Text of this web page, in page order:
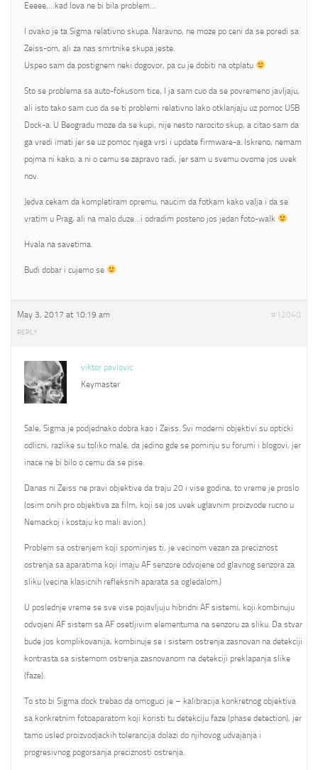
Eeeee,…kad lova ne bi bila problem…
I ovako je ta Sigma relativno skupa. Naravno, ne moze po ceni da se poredi sa
Zeiss-om, ali za nas smrtnike skupa jeste.
Uspeo sam da postignem neki dogovor, pa cu je dobiti na otplatu
Sto se problema sa auto-fokusom tice, I ja sam cuo da se povremeno javljaju,
ali isto tako sam cuo da se ti problemi relativno lako otklanjaju uz pomoc USB
Dock-a. U Beogradu moze da se kupi, nije nesto narocito skup, a citao sam da
ga vredi imati jer se uz pomoc njega vrsi i update firmware-a. Iskreno, nemam
pojma ni kako, a ni o cemu se zapravo radi, jer sam u svemu ovome jos uvek
nov.
Jedva cekam da kompletiram opremu, naucim da fotkam kako valja i da se
vratim u Prag, ali na malo duze…i odradim posteno jos jedan foto-walk
Hvala na savetima.
Budi dobar i cujemo se
May 3, 2017 at 10:19 am #12040
REPLY
viktor pavlovic
Keymaster
Sale, Sigma je podjednako dobra kao i Zeiss. Svi moderni objektivi su opticki
odlicni, razlike su toliko male, da jedino gde se pominju su forumi i blogovi, jer
inace ne bi bilo o cemu da se pise.
Danas ni Zeiss ne pravi objektive da traju 20 i vise godina, to vreme je proslo
(osim onih pro objektiva za film, koji se jos uvek uglavnim proizvode rucno u
Nemackoj i kostaju ko mali avion.)
Problem sa ostrenjem koji spominjes ti, je vecinom vezan za preciznost
ostrenja sa aparatima koji imaju AF senzore odvojene od glavnog senzora za
sliku (vecina klasicnih refleksnih aparata sa ogledalom.)
U poslednje vreme se sve vise pojavljuju hibridni AF sistemi, koji kombinuju
odvojeni AF sistem sa AF osetljivim elementuma na senzoru za sliku. Da stvar
bude jos komplikovanija, kombinuje se i sistem ostrenja zasnovan na detekciji
kontrasta sa sistemom ostrenja zasnovanom na detekciji preklapanja slike
(faze).
To sto bi Sigma dock trebao da omoguci je – kalibracija konkretnog objektiva
sa konkretnim fotoaparatom koji koristi tu detekciju faze (phase detection), jer
tamo usled proizvodjackih tolerancija dolazi do njihovog udvajanja i
progresivnog pogorsanja preciznosti ostrenja.